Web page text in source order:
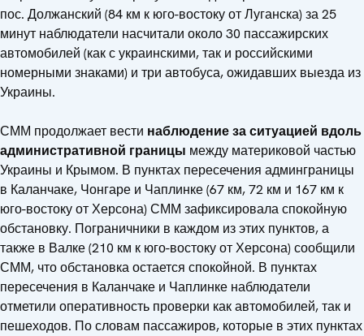
пос. Должанский (84 км к юго-востоку от Луганска) за 25
минут наблюдатели насчитали около 30 пассажирских
автомобилей (как с украинскими, так и российскими
номерными знаками) и три автобуса, ожидавших выезда из
Украины.
СММ продолжает вести наблюдение за ситуацией вдоль
административной границы между материковой частью
Украины и Крымом. В пунктах пересечения админграницы
в Каланчаке, Чонгаре и Чаплинке (67 км, 72 км и 167 км к
юго-востоку от Херсона) СММ зафиксировала спокойную
обстановку. Пограничники в каждом из этих пунктов, а
также в Валке (210 км к юго-востоку от Херсона) сообщили
СММ, что обстановка остается спокойной. В пунктах
пересечения в Каланчаке и Чаплинке наблюдатели
отметили оперативность проверки как автомобилей, так и
пешеходов. По словам пассажиров, которые в этих пунктах